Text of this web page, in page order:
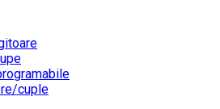
cuple